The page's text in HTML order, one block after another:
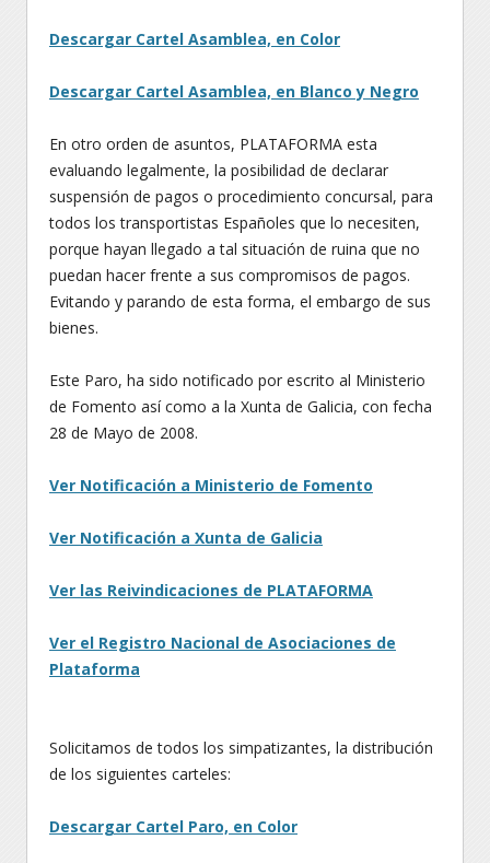
Descargar Cartel Asamblea, en Color
Descargar Cartel Asamblea, en Blanco y Negro
En otro orden de asuntos, PLATAFORMA esta
evaluando legalmente, la posibilidad de declarar
suspensión de pagos o procedimiento concursal, para
todos los transportistas Españoles que lo necesiten,
porque hayan llegado a tal situación de ruina que no
puedan hacer frente a sus compromisos de pagos.
Evitando y parando de esta forma, el embargo de sus
bienes.
Este Paro, ha sido notificado por escrito al Ministerio
de Fomento así como a la Xunta de Galicia, con fecha
28 de Mayo de 2008.
Ver Notificación a Ministerio de Fomento
Ver Notificación a Xunta de Galicia
Ver las Reivindicaciones de PLATAFORMA
Ver el Registro Nacional de Asociaciones de
Plataforma
Solicitamos de todos los simpatizantes, la distribución
de los siguientes carteles:
Descargar Cartel Paro, en Color